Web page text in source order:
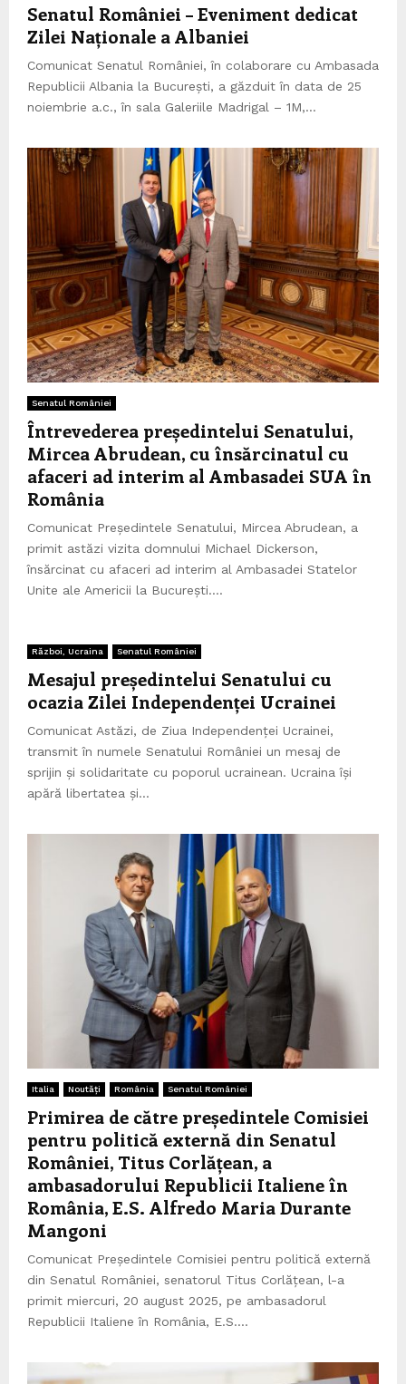
Senatul României – Eveniment dedicat
Zilei Naționale a Albaniei
Comunicat Senatul României, în colaborare cu Ambasada
Republicii Albania la București, a găzduit în data de 25
noiembrie a.c., în sala Galeriile Madrigal – 1M,...
Senatul României
Întrevederea președintelui Senatului,
Mircea Abrudean, cu însărcinatul cu
afaceri ad interim al Ambasadei SUA în
România
Comunicat Președintele Senatului, Mircea Abrudean, a
primit astăzi vizita domnului Michael Dickerson,
însărcinat cu afaceri ad interim al Ambasadei Statelor
Unite ale Americii la București....
Război, Ucraina Senatul României
Mesajul președintelui Senatului cu
ocazia Zilei Independenței Ucrainei
Comunicat Astăzi, de Ziua Independenței Ucrainei,
transmit în numele Senatului României un mesaj de
sprijin și solidaritate cu poporul ucrainean. Ucraina își
apără libertatea și...
Italia Noutăți România Senatul României
Primirea de către președintele Comisiei
pentru politică externă din Senatul
României, Titus Corlățean, a
ambasadorului Republicii Italiene în
România, E.S. Alfredo Maria Durante
Mangoni
Comunicat Președintele Comisiei pentru politică externă
din Senatul României, senatorul Titus Corlățean, l-a
primit miercuri, 20 august 2025, pe ambasadorul
Republicii Italiene în România, E.S....